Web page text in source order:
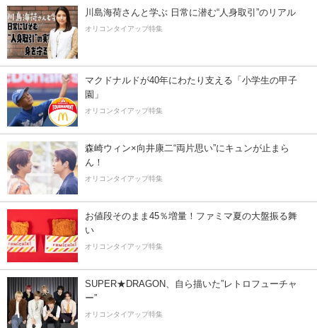
川島海荷さんと学ぶ 日常に潜む“人身取引”のリアル
オリコンタイアップ特集
マクドナルドが40年にわたり支える「小学生の甲子
園」
オリコンタイアップ特集
森崎ウィン×向井康二“両片思い”にキュンが止まら
ん！
オリコンタイアップ特集
お値段そのまま45％増量！ファミマ夏の大盤振る舞
い
オリコンタイアップ特集
SUPER★DRAGON、自ら描いた”レトロフューチャ
ー”
オリコンタイアップ特集